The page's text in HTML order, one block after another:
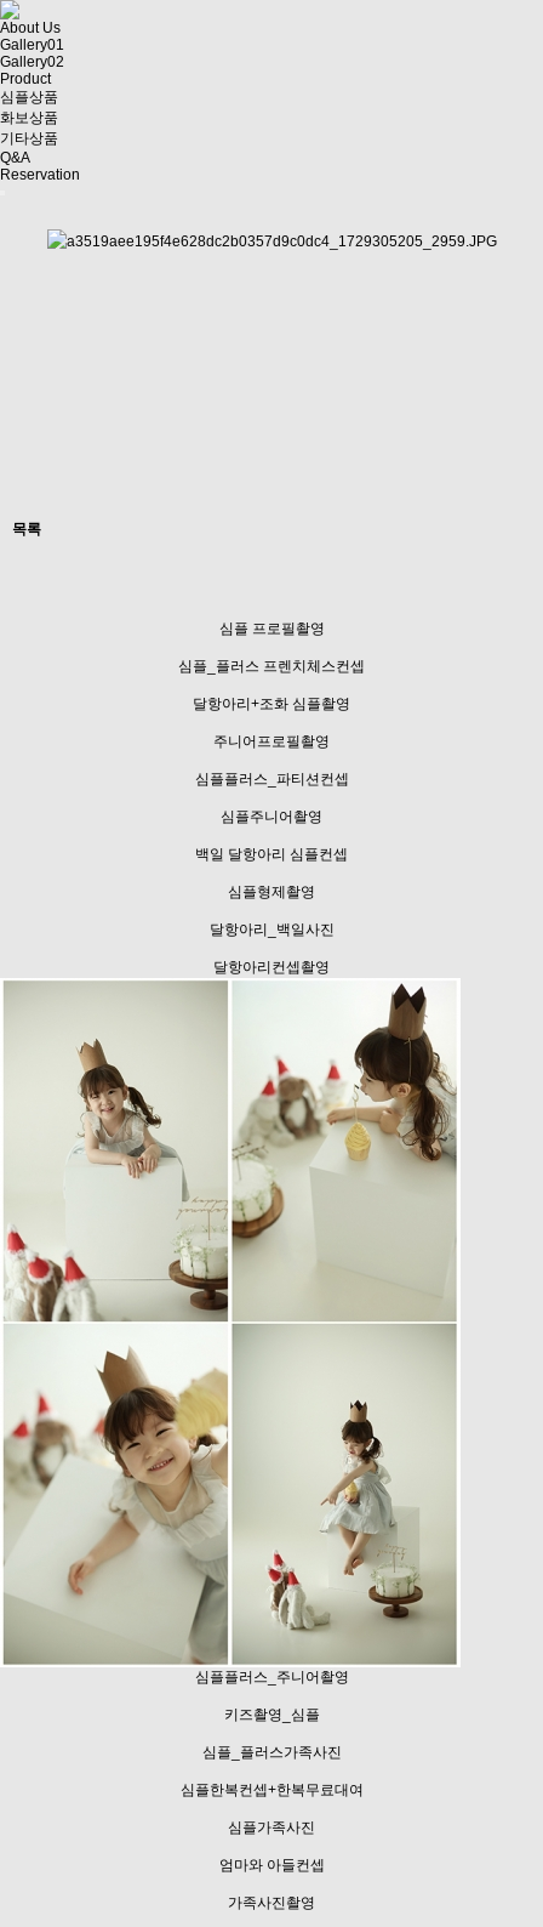
About Us
Gallery01
Gallery02
Product
심플상품
화보상품
기타상품
Q&A
Reservation
목록
심플 프로필촬영
심플_플러스 프렌치체스컨셉
달항아리+조화 심플촬영
주니어프로필촬영
심플플러스_파티션컨셉
심플주니어촬영
백일 달항아리 심플컨셉
심플형제촬영
달항아리_백일사진
달항아리컨셉촬영
심플플러스_주니어촬영
키즈촬영_심플
심플_플러스가족사진
심플한복컨셉+한복무료대여
심플가족사진
엄마와 아들컨셉
가족사진촬영